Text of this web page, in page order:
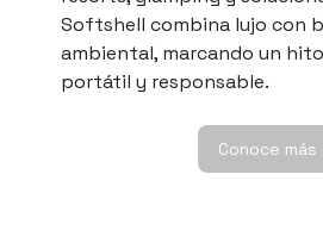
Softshell combina lujo con
ambiental, marcando un
portátil y responsable.
Conoce más